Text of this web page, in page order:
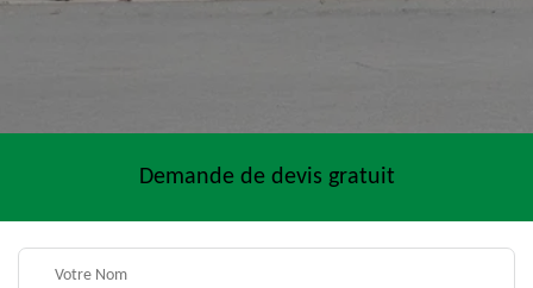
Demande de devis gratuit